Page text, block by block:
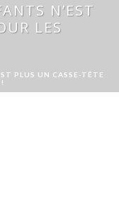
N’EST
LES
PLUS UN CASSE-TÊTE